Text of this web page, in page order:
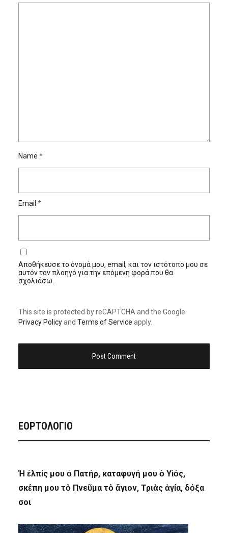
Name *
Email *
Αποθήκευσε το όνομά μου, email, και τον ιστότοπο μου σε
αυτόν τον πλοηγό για την επόμενη φορά που θα
σχολιάσω.
This site is protected by reCAPTCHA and the Google
Privacy Policyand Terms of Service apply.
ΕΟΡΤΟΛΟΓΙΟ
Ἡ ἐλπίς μου ὁ Πατήρ, καταφυγή μου ὁ Υἱός,
σκέπη μου τὸ Πνεῦμα τὸ ἅγιον, Τριὰς ἁγία, δόξα
σοι